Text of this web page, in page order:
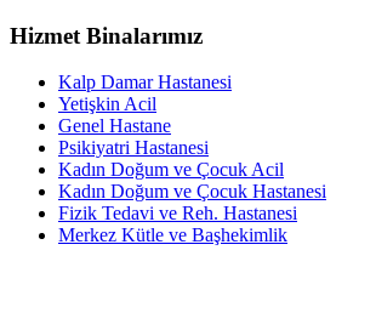
Hizmet Binalarımız
Kalp Damar Hastanesi
Yetişkin Acil
Genel Hastane
Psikiyatri Hastanesi
Kadın Doğum ve Çocuk Acil
Kadın Doğum ve Çocuk Hastanesi
Fizik Tedavi ve Reh. Hastanesi
Merkez Kütle ve Başhekimlik